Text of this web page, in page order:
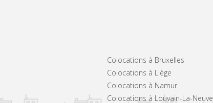
Colocations à Bruxelles
Colocations à Liège
Colocations à Namur
Colocations à Louvain-La-Neuve